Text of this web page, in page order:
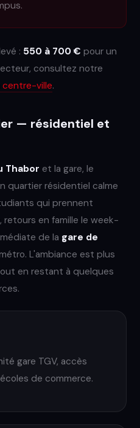
: 550 à 700 € pour un
consultez notre
ville.
— résidentiel et
Thabor et la gare, le
quartier résidentiel calme
qui prennent
en famille le week-
de la gare de
L'ambiance est plus
en restant à quelques
gare TGV, accès
de commerce.